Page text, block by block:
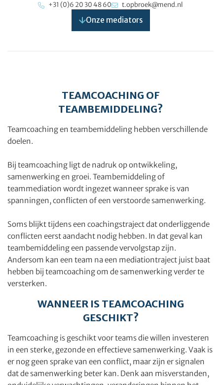
+31 (0)6 20 30 48 60 t.opbroek@mend.nl
Onze mediators
TEAMCOACHING OF
TEAMBEMIDDELING?
Teamcoaching en teambemiddeling hebben verschillende
doelen.
Bij teamcoaching ligt de nadruk op ontwikkeling,
samenwerking en groei. Teambemiddeling of
teammediation wordt ingezet wanneer sprake is van
spanningen, conflicten of een verstoorde samenwerking.
Soms blijkt tijdens een coachingstraject dat onderliggende
conflicten eerst aandacht nodig hebben. In dat geval kan
teambemiddeling een passende vervolgstap zijn.
Andersom kan een team na een mediationtraject juist baat
hebben bij teamcoaching om de samenwerking verder te
versterken.
WANNEER IS TEAMCOACHING
GESCHIKT?
Teamcoaching is geschikt voor teams die willen investeren
in een sterke, gezonde en effectieve samenwerking. Vaak is
er nog geen sprake van een conflict, maar zijn er signalen
dat de samenwerking beter kan. Denk aan misverstanden,